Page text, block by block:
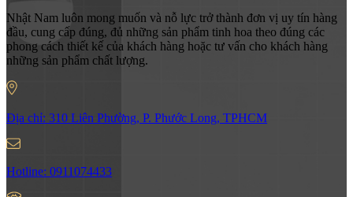
Nhật Nam luôn mong muốn và nỗ lực trở thành đơn vị uy tín hàng
đầu, cung cấp đúng, đủ những sản phẩm tinh hoa theo đúng các
phong cách thiết kế của khách hàng hoặc tư vấn cho khách hàng
những sản phẩm chất lượng.
Địa chỉ: 310 Liên Phường, P. Phước Long, TPHCM
Hotline: 0911074433